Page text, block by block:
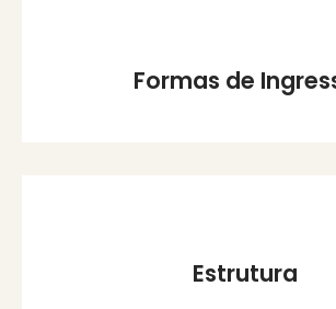
Formas de
Estrutura